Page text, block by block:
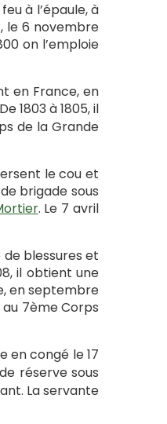
à l’épaule, à
le 6 novembre
on l’emploie
en France, en
1803 à 1805, il
de la Grande
le cou et
brigade sous
. Le 7 avril
de blessures et
il obtient une
en septembre
au 7ème Corps
en congé le 17
réserve sous
La servante